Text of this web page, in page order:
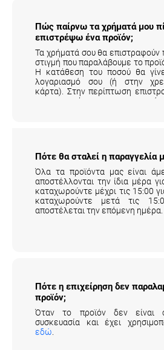
Πώς παίρνω τα χρήματά μου
επιστρέψω ένα προϊόν;
Τα χρήματά σου θα
στιγμή που παραλάβουμε το
Η κατάθεση του ποσού θα
λογαριασμό σου (ή στην
κάρτα). Στην περίπτωση
μεταφορικά της
Πότε θα σταλεί η παραγγελία
Όλα τα προϊόντα μας είναι
αποστέλλονται την ίδια μέρα
καταχωρούντε μέχρι τις 15:00
καταχωρούντε μετά τις
αποστέλεται την επόμενη ημέρα.
Πότε η επιχείρηση δεν
προϊόν;
Όταν το προϊόν δεν είναι
συσκευασία και έχει
εδώ